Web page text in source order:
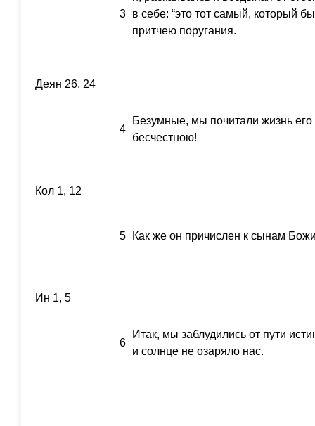
3 в себе: “это тот самый, который
притчею поругания.
Деян 26, 24
4
Безумные, мы почитали жизнь
бесчестною!
Кол 1, 12
5 Как же он причислен к сынам
Ин 1, 5
6
Итак, мы заблудились от пути
и солнце не озаряло нас.